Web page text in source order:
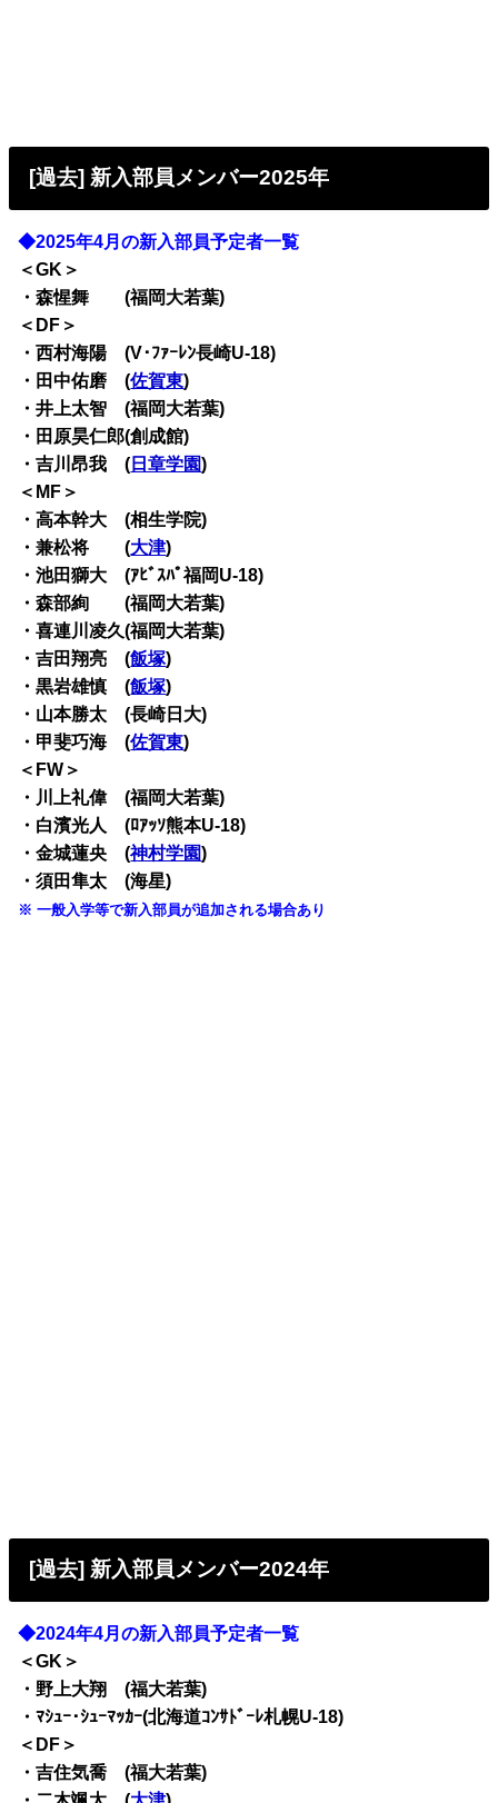
[過去] 新入部員メンバー2025年
◆2025年4月の新入部員予定者一覧
＜GK＞
・森惺舞 (福岡大若葉)
＜DF＞
・西村海陽 (V･ﾌｧｰﾚﾝ長崎U-18)
・田中佑磨 (佐賀東)
・井上太智 (福岡大若葉)
・田原昊仁郎(創成館)
・吉川昂我 ( 日章学園)
＜MF＞
・高本幹大 (相生学院)
・兼松将 (大津)
・池田獅大 (ｱﾋﾞｽﾊﾟ福岡U-18)
・森部絢 (福岡大若葉)
・喜連川凌久(福岡大若葉)
・吉田翔亮 (飯塚)
・黒岩雄慎 (飯塚)
・山本勝太 (長崎日大)
・甲斐巧海 (佐賀東)
＜FW＞
・川上礼偉 (福岡大若葉)
・白濱光人 (ﾛｱｯｿ熊本U-18)
・金城蓮央 (神村学園)
・須田隼太 (海星)
※ 一般入学等で新入部員が追加される場合あり
[過去] 新入部員メンバー2024年
◆2024年4月の新入部員予定者一覧
＜GK＞
・野上大翔 (福大若葉)
・ﾏｼｭｰ･ｼｭｰﾏｯｶｰ(北海道ｺﾝｻﾄﾞｰﾚ札幌U-18)
＜DF＞
・吉住気喬 (福大若葉)